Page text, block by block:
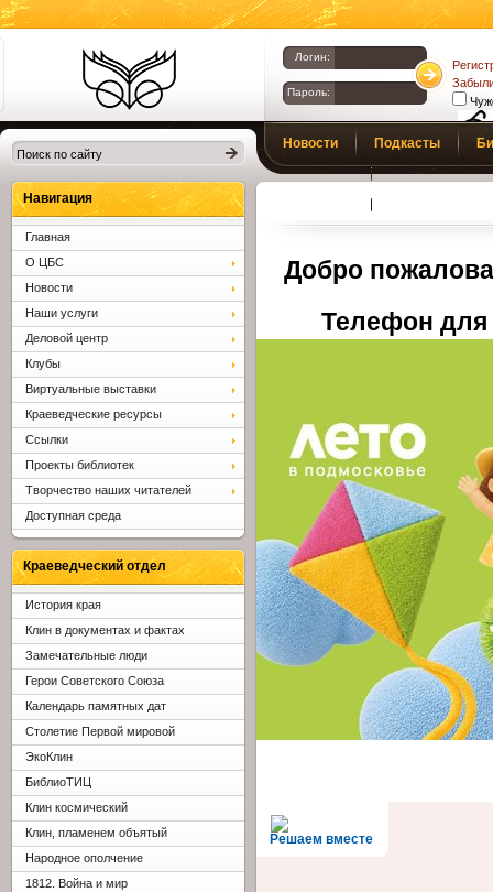
Библиотеки
Клина. Клинская
ЦБС.
Логин:
Пароль:
Новости Подкасты
Добро
Телефон для
Решаем вместе
Навигация
Главная
О ЦБС
Новости
Наши услуги
Деловой центр
Клубы
Виртуальные выставки
Краеведческие ресурсы
Ссылки
Проекты библиотек
Творчество наших читателей
Доступная среда
Краеведческий отдел
История края
Клин в документах и фактах
Замечательные люди
Герои Советского Союза
Календарь памятных дат
Столетие Первой мировой
ЭкоКлин
БиблиоТИЦ
Клин космический
Клин, пламенем объятый
Народное ополчение
1812. Война и мир